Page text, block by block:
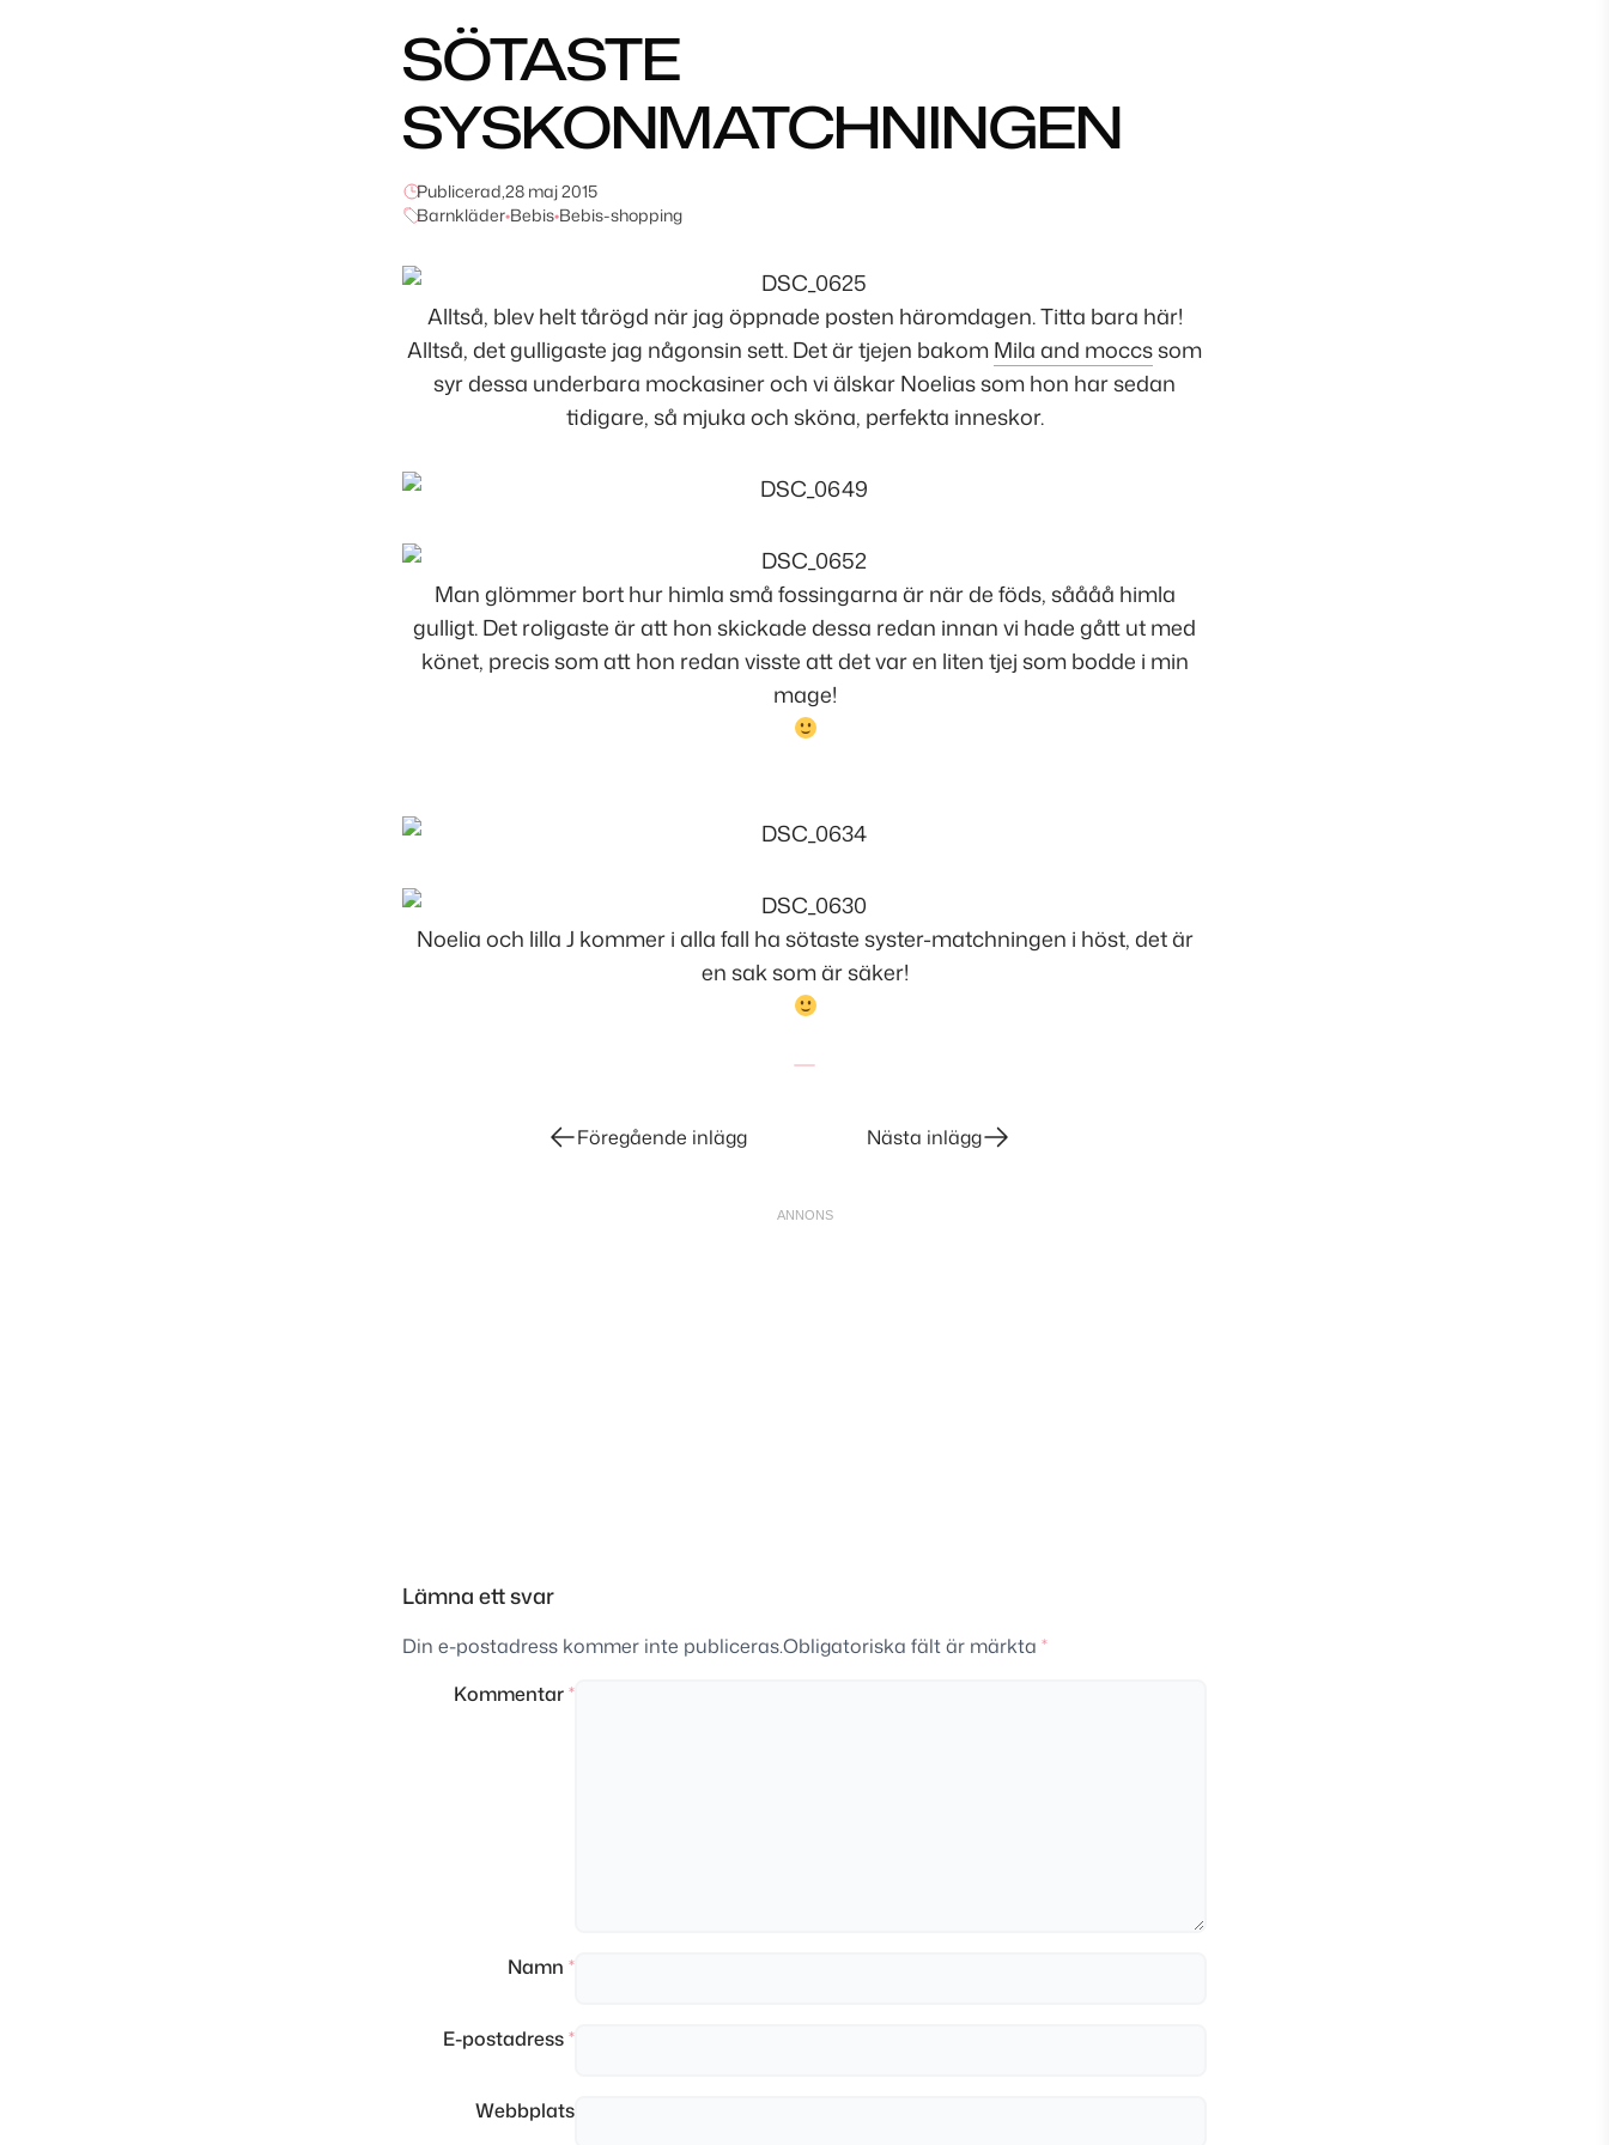
SÖTASTE
SYSKONMATCHNINGEN
Publicerad,28 maj 2015
Barnkläder•Bebis•Bebis-shopping
Alltså, blev helt tårögd när jag öppnade posten häromdagen. Titta bara här!
Alltså, det gulligaste jag någonsin sett. Det är tjejen bakomMila and moccssom
syr dessa underbara mockasiner och vi älskar Noelias som hon har sedan
tidigare, så mjuka och sköna, perfekta inneskor.
Man glömmer bort hur himla små fossingarna är när de föds, såååå himla
gulligt. Det roligaste är att hon skickade dessa redan innan vi hade gått ut med
könet, precis som att hon redan visste att det var en liten tjej som bodde i min
mage!
Noelia och lilla J kommer i alla fall ha sötaste syster-matchningen i höst, det är
en sak som är säker!
Föregående inlägg Nästa inlägg
Lämna ett svar
Din e-postadress kommer inte publiceras.Obligatoriska fält är märkta *
Kommentar*
Namn *
E-postadress*
Webbplats